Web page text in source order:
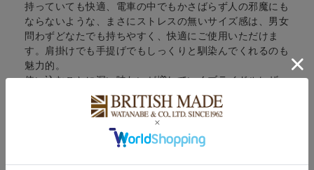
持っていても快適、電車の中でもかさばらず人の邪魔にも
ならないような、まさにストレスの無いサイズ感は、男女
問わずどなたでも持ちやすく、快適にご使用いただけま
す。肩掛けでも手提げでもしっくりと馴染んでくれるのも
魅力的。
使い込むごとに深い味わいが増していくブライドルレザー
特有の経年変化を楽しみながら、ぜひ長くご愛用くださ